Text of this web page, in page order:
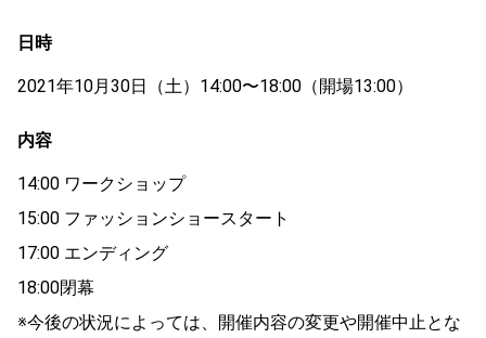
日時
2021年10月30日（土）14:00〜18:00（開場13:00）
内容
14:00 ワークショップ
15:00 ファッションショースタート
17:00 エンディング
18:00閉幕
※今後の状況によっては、開催内容の変更や開催中止とな